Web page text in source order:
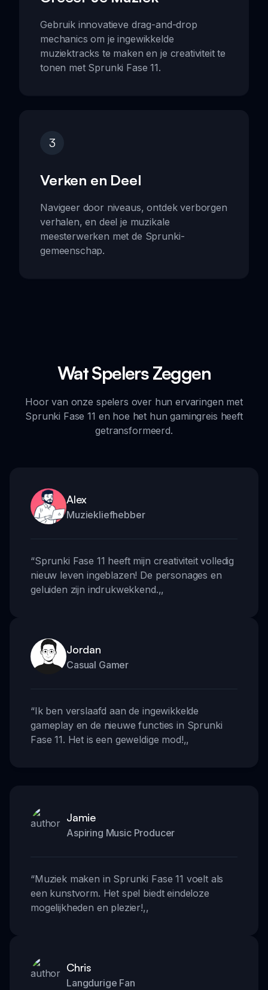
Gebruik innovatieve drag-and-drop
mechanics om je ingewikkelde
muziektracks te maken en je creativiteit te
tonen met Sprunki Fase 11.
3
Verken en Deel
Navigeer door niveaus, ontdek verborgen
verhalen, en deel je muzikale
meesterwerken met de Sprunki-
gemeenschap.
Wat Spelers Zeggen
Hoor van onze spelers over hun ervaringen met
Sprunki Fase 11 en hoe het hun gamingreis heeft
getransformeerd.
Alex
Muziekliefhebber
“Sprunki Fase 11 heeft mijn creativiteit volledig
nieuw leven ingeblazen! De personages en
geluiden zijn indrukwekkend.,,
Jordan
Casual Gamer
“Ik ben verslaafd aan de ingewikkelde
gameplay en de nieuwe functies in Sprunki
Fase 11. Het is een geweldige mod!,,
Jamie
Aspiring Music Producer
“Muziek maken in Sprunki Fase 11 voelt als
een kunstvorm. Het spel biedt eindeloze
mogelijkheden en plezier!,,
Chris
Langdurige Fan